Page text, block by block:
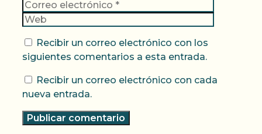
Recibir un correo electrónico con los
siguientes comentarios a esta entrada.
Recibir un correo electrónico con cada
nueva entrada.